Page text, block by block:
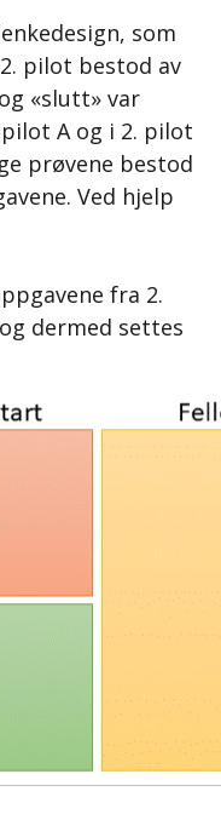
som
pilot bestod av
«slutt» var
A og i 2. pilot
prøvene bestod
Ved hjelp
fra 2.
dermed settes